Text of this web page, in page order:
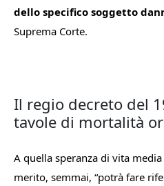
dello specifico soggetto
Suprema Corte.
Il regio decreto del
tavole di mortalità
A quella speranza di vita
merito, semmai, “potrà fare